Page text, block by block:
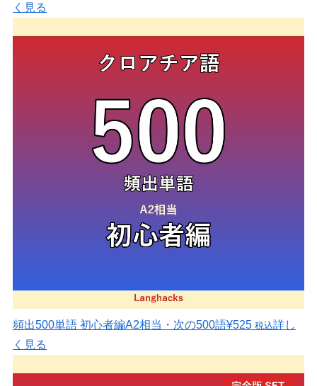
く見る
頻出500単語 初心者編A2相当・次の500語¥525 税込詳し
く見る